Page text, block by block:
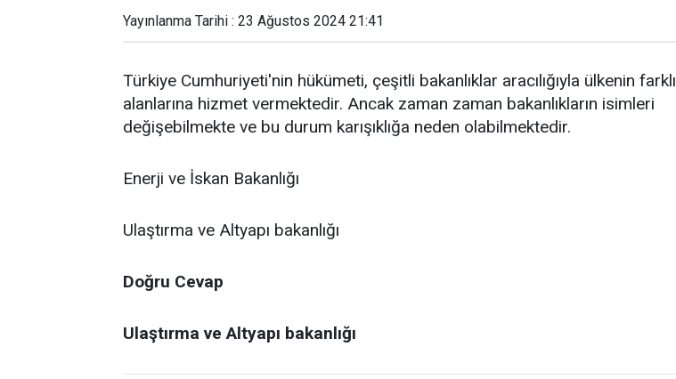
Yayınlanma Tarihi : 23 Ağustos 2024 21:41
Türkiye Cumhuriyeti'nin hükümeti, çeşitli bakanlıklar aracılığıyla ülkenin farklı
alanlarına hizmet vermektedir. Ancak zaman zaman bakanlıkların isimleri
değişebilmekte ve bu durum karışıklığa neden olabilmektedir.
Enerji ve İskan Bakanlığı
Ulaştırma ve Altyapı bakanlığı
Doğru Cevap
Ulaştırma ve Altyapı bakanlığı